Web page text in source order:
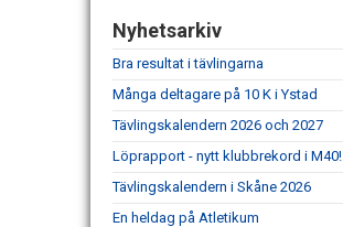
Nyhetsarkiv
Bra resultat i tävlingarna
Många deltagare på 10 K i Ystad
Tävlingskalendern 2026 och 2027
Löprapport - nytt klubbrekord i M40!
Tävlingskalendern i Skåne 2026
En heldag på Atletikum